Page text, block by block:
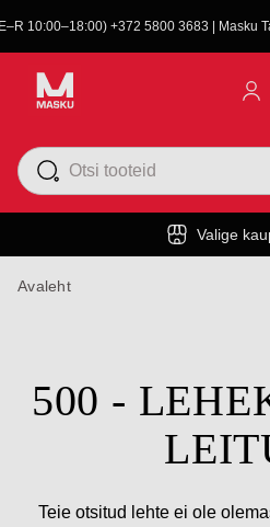
10:00–18:00) +372 5800 3683 | Masku
Valige
Avaleht
500 -
Teie otsitud lehte ei ole